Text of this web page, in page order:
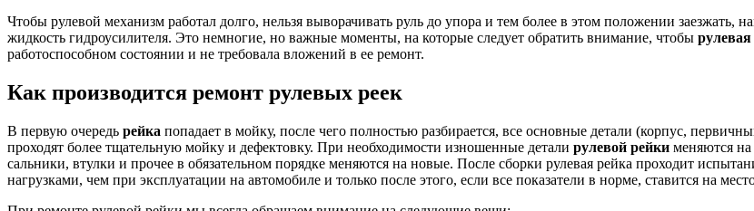
Чтобы рулевой механизм работал долго, нельзя выворачивать руль до упора и тем более в этом положении
жидкость гидроусилителя. Это немногие, но важные моменты, на которые следует обратить внимание, чтобы рулевая
работоспособном состоянии и не требовала вложений в ее ремонт.
Как производится ремонт рулевых реек
В первую очередь рейка попадает в мойку, после чего полностью разбирается, все основные детали (корпус,
проходят более тщательную мойку и дефектовку. При необходимости изношенные детали рулевой рейки меняются
сальники, втулки и прочее в обязательном порядке меняются на новые. После сборки рулевая рейка проходит
нагрузками, чем при эксплуатации на автомобиле и только после этого, если все показатели в норме, ставится на